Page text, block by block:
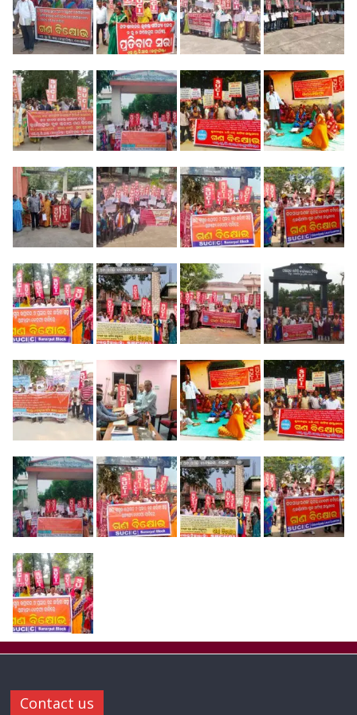
Contact us